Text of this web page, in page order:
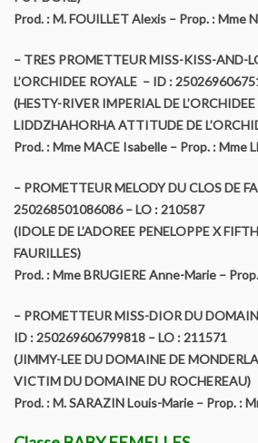
Prod. : M. FOUILLET Alexis – Prop. : Mme
– TRES PROMETTEUR MISS-KISS-AND-
L’ORCHIDEE ROYALE – ID :
(HESTY-RIVER IMPERIAL DE
LIDDZHAHORHA ATTITUDE DE
Prod. : Mme MACE Isabelle – Prop. : Mme
– PROMETTEUR MELODY DU CLOS DE
250268501086086 – LO : 210587
(IDOLE DE L’ADOREE PENELOPPE X
FAURILLES)
Prod. : Mme BRUGIERE Anne-Marie –
– PROMETTEUR MISS-DIOR DU
ID : 250269606799818 – LO : 211571
(JIMMY-LEE DU DOMAINE DE
VICTIM DU DOMAINE DU ROCHEREAU)
Prod. : M. SARAZIN Louis-Marie – Prop. :